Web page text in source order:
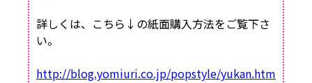
詳しくは、こちら↓の紙面購入方法をご覧下さ
い。
http://blog.yomiuri.co.jp/popstyle/yukan.htm